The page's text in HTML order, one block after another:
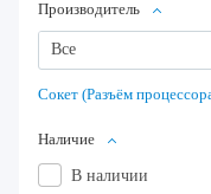
Производитель
Все
Сокет (Разъём
Наличие
В наличии